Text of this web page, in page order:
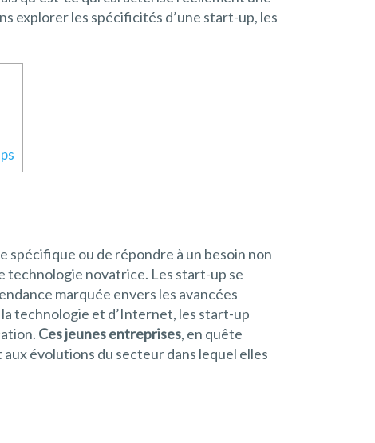
explorer les spécificités d’une start-up, les
spécifique ou de répondre à un besoin non
technologie novatrice. Les start-up se
marquée envers les avancées
technologie et d’Internet, les start-up
Ces jeunes entreprises, en quête
évolutions du secteur dans lequel elles